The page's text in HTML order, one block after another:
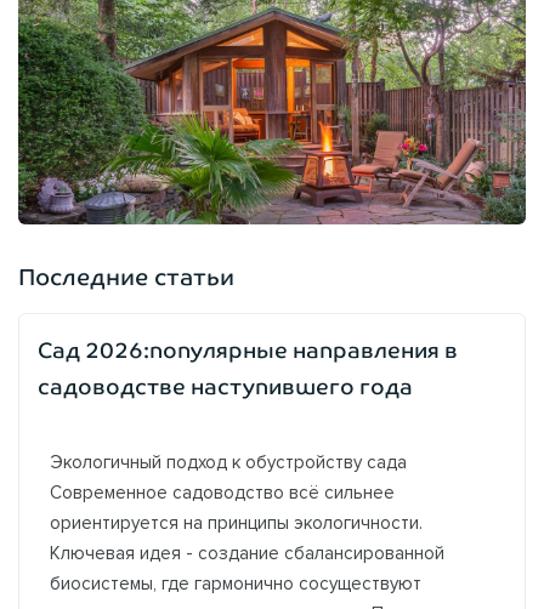
Последние статьи
Сад 2026:популярные направления в
садоводстве наступившего года
Экологичный подход к обустройству сада
Современное садоводство всё сильнее
ориентируется на принципы экологичности.
Ключевая идея - создание сбалансированной
биосистемы, где гармонично сосуществуют